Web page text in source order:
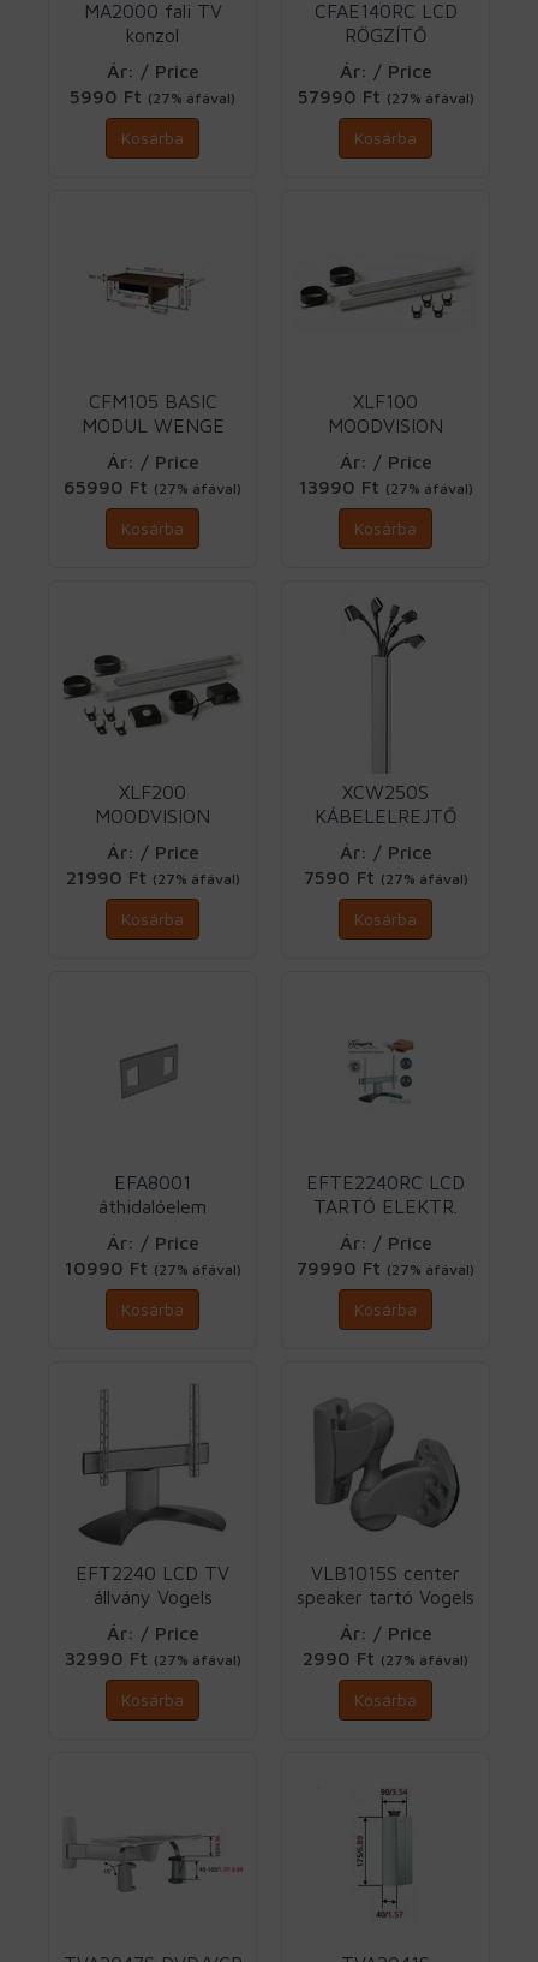
MA2000 fali TV
konzol
VESA200X200 fix
Vogels
Ár: / Price
5990 Ft (27% áfával)
Kosárba
CFAE140RC LCD
RÖGZÍTŐ
ELEKTRONIKUS
MOZGATÁSÚ Vogels
Ár: / Price
57990 Ft (27% áfával)
Kosárba
CFM105 BASIC
MODUL WENGE
Vogels
Ár: / Price
65990 Ft (27% áfával)
Kosárba
XLF100
MOODVISION
ADDITIONAL Vogels
Ár: / Price
13990 Ft (27% áfával)
Kosárba
XLF200
MOODVISION
HÁT.VILÁGÍT. Vogels
Ár: / Price
21990 Ft (27% áfával)
Kosárba
XCW250S
KÁBELELREJTŐ
EZÜST Vogels
Ár: / Price
7590 Ft (27% áfával)
Kosárba
EFA8001
áthidalóelem
gipszkarton Vogels
Ár: / Price
10990 Ft (27% áfával)
Kosárba
EFTE2240RC LCD
TARTÓ ELEKTR.
Vogels
Ár: / Price
79990 Ft (27% áfával)
Kosárba
EFT2240 LCD TV
állvány Vogels
Ár: / Price
32990 Ft (27% áfával)
Kosárba
VLB1015S center
speaker tartó Vogels
Ár: / Price
2990 Ft (27% áfával)
Kosárba